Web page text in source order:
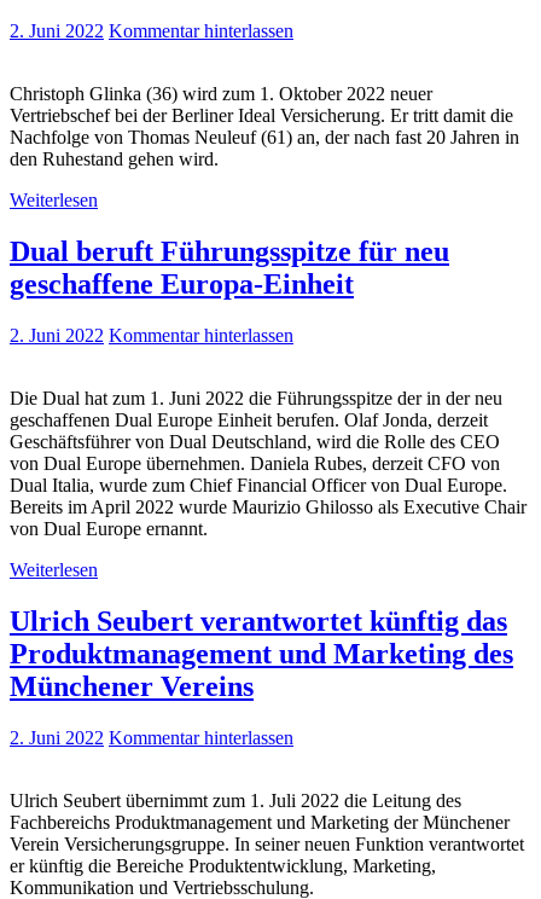
2. Juni 2022 Kommentar hinterlassen
Christoph Glinka (36) wird zum 1. Oktober 2022 neuer
Vertriebschef bei der Berliner Ideal Versicherung. Er tritt damit die
Nachfolge von Thomas Neuleuf (61) an, der nach fast 20 Jahren in
den Ruhestand gehen wird.
Weiterlesen
Dual beruft Führungsspitze für neu
geschaffene Europa-Einheit
2. Juni 2022 Kommentar hinterlassen
Die Dual hat zum 1. Juni 2022 die Führungsspitze der in der neu
geschaffenen Dual Europe Einheit berufen. Olaf Jonda, derzeit
Geschäftsführer von Dual Deutschland, wird die Rolle des CEO
von Dual Europe übernehmen. Daniela Rubes, derzeit CFO von
Dual Italia, wurde zum Chief Financial Officer von Dual Europe.
Bereits im April 2022 wurde Maurizio Ghilosso als Executive Chair
von Dual Europe ernannt.
Weiterlesen
Ulrich Seubert verantwortet künftig das
Produktmanagement und Marketing des
Münchener Vereins
2. Juni 2022 Kommentar hinterlassen
Ulrich Seubert übernimmt zum 1. Juli 2022 die Leitung des
Fachbereichs Produktmanagement und Marketing der Münchener
Verein Versicherungsgruppe. In seiner neuen Funktion verantwortet
er künftig die Bereiche Produktentwicklung, Marketing,
Kommunikation und Vertriebsschulung.